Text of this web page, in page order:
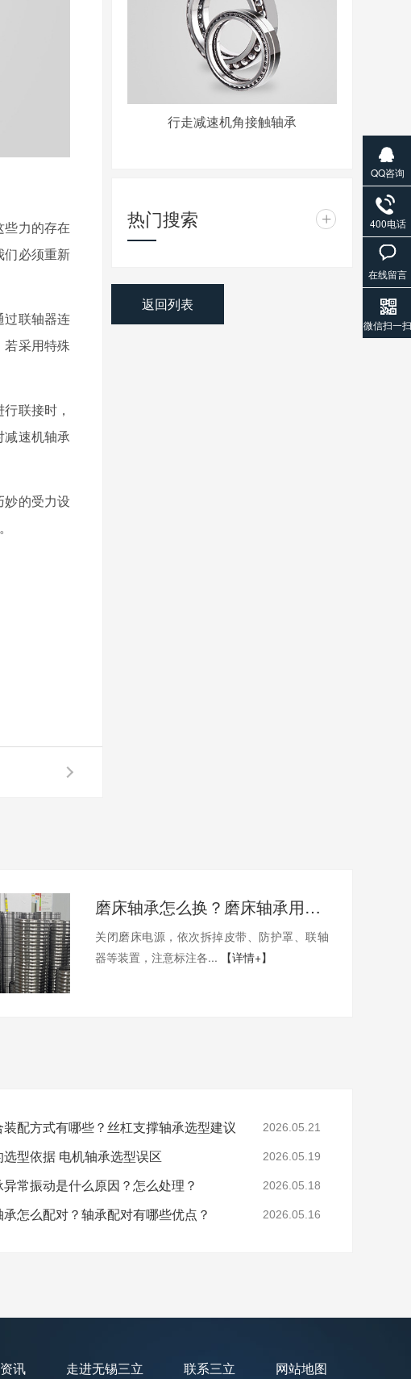
些力的存在
们必须重新
过联轴器连
若采用特殊
联接时，
减速机轴承
妙的受力设
行走减速机角接触轴承
热门搜索 +
返回列表
磨床轴承怎么换？磨床轴承用哪家的比较好？
关闭磨床电源，依次拆掉皮带、防护罩、联轴
器等装置，注意标注各...
【详情+】
配方式有哪些？丝杠支撑轴承选型建议 2026.05.21
型依据 电机轴承选型误区 2026.05.19
常振动是什么原因？怎么处理？ 2026.05.18
怎么配对？轴承配对有哪些优点？ 2026.05.16
讯 走进无锡三立 联系三立 网站地图
QQ咨询
400电话
在线留言
微信扫一扫